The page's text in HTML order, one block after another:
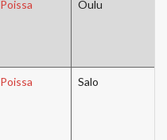
Poissa Oulu
Poissa Salo